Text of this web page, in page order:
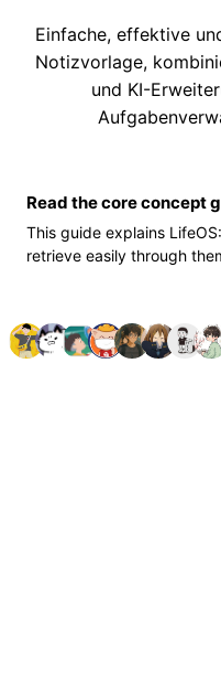
Einfache, effektive
Notizvorlage,
und KI-
Read the core concept
This guide explains
retrieve easily through